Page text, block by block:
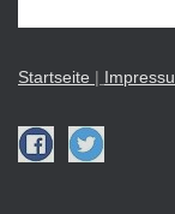
Startseite | Impressu